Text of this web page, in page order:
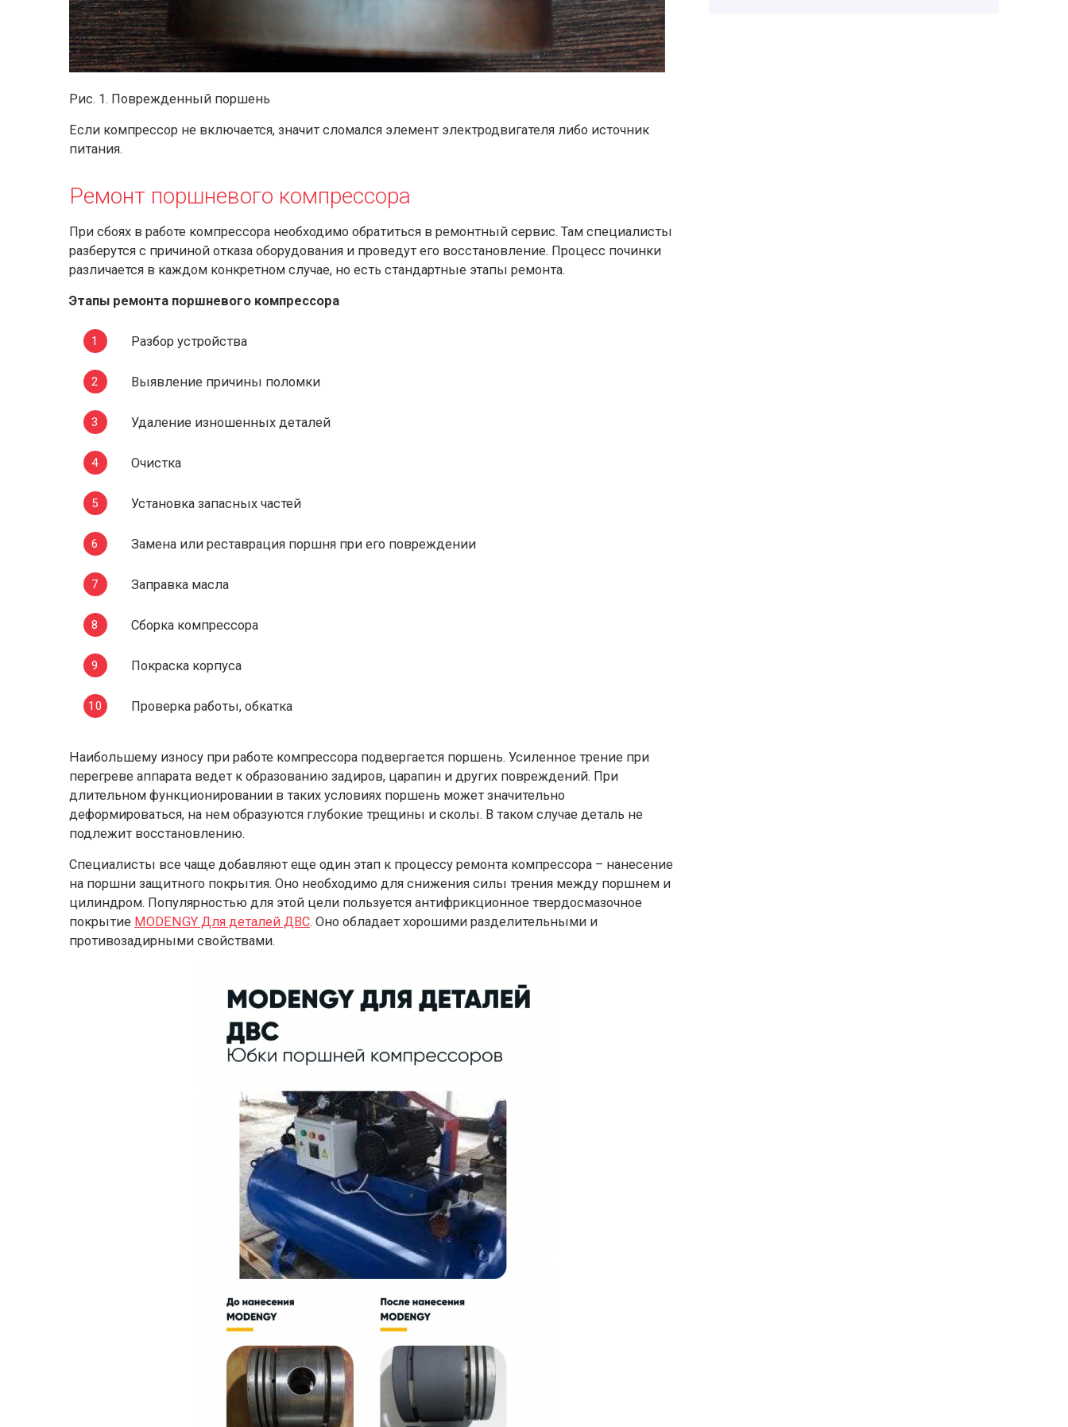
Рис. 1. Поврежденный поршень
Если компрессор не включается, значит сломался элемент электродвигателя либо источник
питания.
Ремонт поршневого компрессора
При сбоях в работе компрессора необходимо обратиться в ремонтный сервис. Там специалисты
разберутся с причиной отказа оборудования и проведут его восстановление. Процесс починки
различается в каждом конкретном случае, но есть стандартные этапы ремонта.
Этапы ремонта поршневого компрессора
Разбор устройства
Выявление причины поломки
Удаление изношенных деталей
Очистка
Установка запасных частей
Замена или реставрация поршня при его повреждении
Заправка масла
Сборка компрессора
Покраска корпуса
Проверка работы, обкатка
Наибольшему износу при работе компрессора подвергается поршень. Усиленное трение при
перегреве аппарата ведет к образованию задиров, царапин и других повреждений. При
длительном функционировании в таких условиях поршень может значительно
деформироваться, на нем образуются глубокие трещины и сколы. В таком случае деталь не
подлежит восстановлению.
Специалисты все чаще добавляют еще один этап к процессу ремонта компрессора – нанесение
на поршни защитного покрытия. Оно необходимо для снижения силы трения между поршнем и
цилиндром. Популярностью для этой цели пользуется антифрикционное твердосмазочное
покрытие MODENGY Для деталей ДВС. Оно обладает хорошими разделительными и
противозадирными свойствами.